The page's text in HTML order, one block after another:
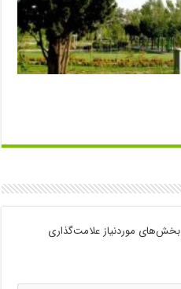
بخش‌های موردنیاز علامت‌گذاری